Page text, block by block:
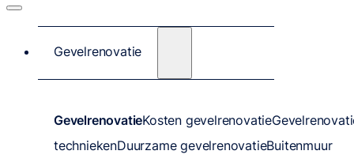
Gevelrenovatie
GevelrenovatieKosten gevelrenovatie
techniekenDuurzame gevelrenovatieBuitenmuur